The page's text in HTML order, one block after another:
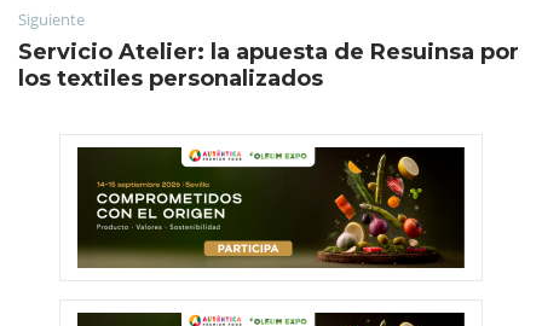
Siguiente
Servicio Atelier: la apuesta de Resuinsa por
los textiles personalizados